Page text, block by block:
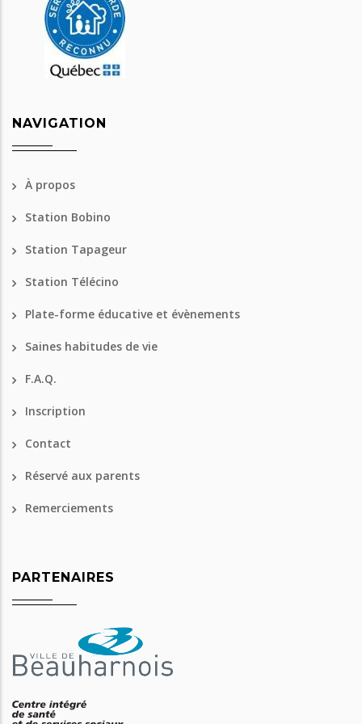
NAVIGATION
À propos
Station Bobino
Station Tapageur
Station Télécino
Plate-forme éducative et évènements
Saines habitudes de vie
F.A.Q.
Inscription
Contact
Réservé aux parents
Remerciements
PARTENAIRES